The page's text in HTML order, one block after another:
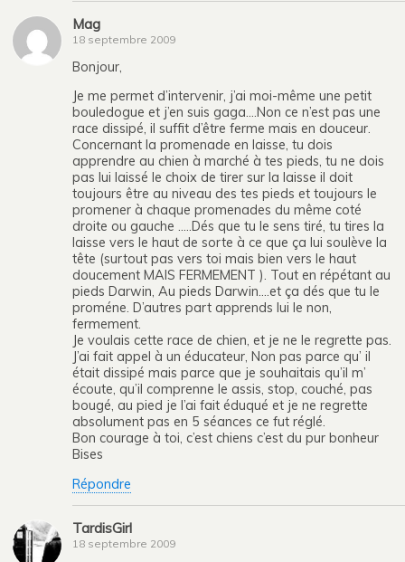
Mag
18 septembre 2009
Bonjour,
Je me permet d’intervenir, j’ai moi-même une petit
bouledogue et j’en suis gaga….Non ce n’est pas une
race dissipé, il suffit d’être ferme mais en douceur.
Concernant la promenade en laisse, tu dois
apprendre au chien à marché à tes pieds, tu ne dois
pas lui laissé le choix de tirer sur la laisse il doit
toujours être au niveau des tes pieds et toujours le
promener à chaque promenades du même coté
droite ou gauche …..Dés que tu le sens tiré, tu tires la
laisse vers le haut de sorte à ce que ça lui soulève la
tête (surtout pas vers toi mais bien vers le haut
doucement MAIS FERMEMENT ). Tout en répétant au
pieds Darwin, Au pieds Darwin….et ça dés que tu le
proméne. D’autres part apprends lui le non,
fermement.
Je voulais cette race de chien, et je ne le regrette pas.
J’ai fait appel à un éducateur, Non pas parce qu’ il
était dissipé mais parce que je souhaitais qu’il m’
écoute, qu’il comprenne le assis, stop, couché, pas
bougé, au pied je l’ai fait éduqué et je ne regrette
absolument pas en 5 séances ce fut réglé.
Bon courage à toi, c’est chiens c’est du pur bonheur
Bises
Répondre
TardisGirl
18 septembre 2009